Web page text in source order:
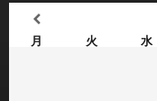
月
火 水